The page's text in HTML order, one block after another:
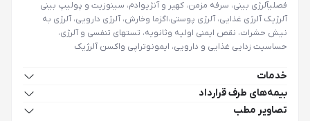
فصلیآلرژی بینی، سرفه مزمن، کهیر و آنژیوادم، سینوزیت و پولیپ بینی
آلرژیک آلرژی غذایی، آلرژی پوستی،اگزما وخارش، آلرژی دارویی، آلرژی به
نیش حشرات، نقص ایمنی اولیه وثانویه، تستهای تنفسی و آلرژی،
حساسیت زدایی غذایی و دارویی، ایمونوتراپی واکسن آلرژیک
خدمات
بیمه‌های طرف قرارداد
تصاویر مطب